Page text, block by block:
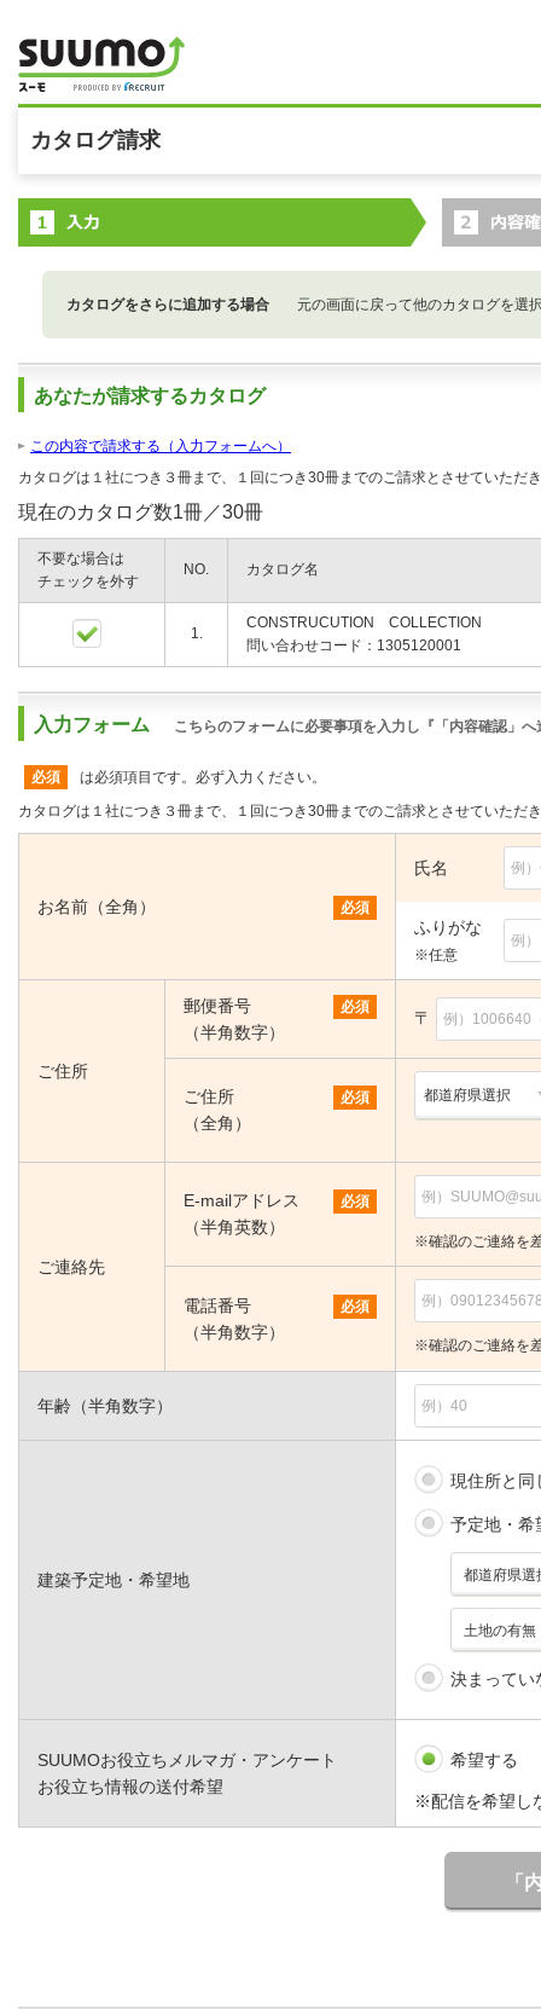
カタログ請求
カタログをさらに追加する場合 元の画面に戻って他のカタログを選
あなたが請求するカタログ
この内容で請求する（入力フォームへ）
カタログは１社につき３冊まで、１回につき30冊までのご請求とさせていただ
現在のカタログ数1冊／30冊
不要な場合は
チェックを外す
NO. カタログ名
1.
CONSTRUCUTION COLLECTION
問い合わせコード：1305120001
入力フォーム こちらのフォームに必要事項を入力し『「内容確認」
必須
は必須項目です。必ず入力ください。
カタログは１社につき３冊まで、１回につき30冊までのご請求とさせていただ
お名前（全角） 必須
氏名
ふりがな
※任意
ご住所
郵便番号
（半角数字）
必須
〒
ご住所
（全角）
必須
ご連絡先
E-mailアドレス
（半角英数）
必須
※確認のご連絡を
電話番号
（半角数字）
必須
※確認のご連絡を
年齢（半角数字）
建築予定地・希望地
現住所と同
予定地・希
決まってい
SUUMOお役立ちメルマガ・アンケート
お役立ち情報の送付希望
希望する
※配信を希望し
「